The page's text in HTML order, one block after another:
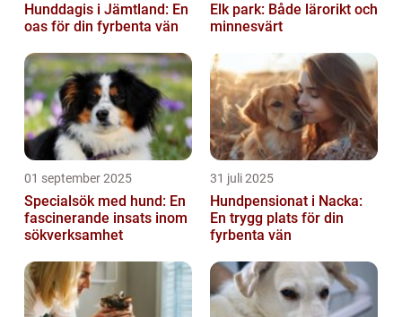
Hunddagis i Jämtland: En
oas för din fyrbenta vän
Elk park: Både lärorikt och
minnesvärt
01 september 2025
Specialsök med hund: En
fascinerande insats inom
sökverksamhet
31 juli 2025
Hundpensionat i Nacka:
En trygg plats för din
fyrbenta vän